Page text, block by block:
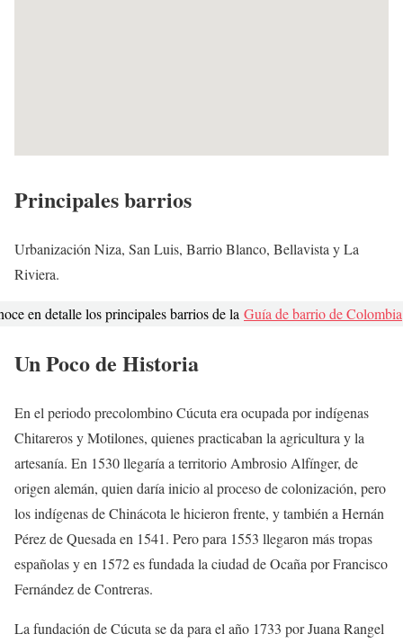
Principales barrios
Urbanización Niza, San Luis, Barrio Blanco, Bellavista y La
Riviera.
en detalle los principales barrios de la Guía de barrio de Colombia
Un Poco de Historia
En el periodo precolombino Cúcuta era ocupada por indígenas
Chitareros y Motilones, quienes practicaban la agricultura y la
artesanía. En 1530 llegaría a territorio Ambrosio Alfínger, de
origen alemán, quien daría inicio al proceso de colonización, pero
los indígenas de Chinácota le hicieron frente, y también a Hernán
Pérez de Quesada en 1541. Pero para 1553 llegaron más tropas
españolas y en 1572 es fundada la ciudad de Ocaña por Francisco
Fernández de Contreras.
La fundación de Cúcuta se da para el año 1733 por Juana Rangel